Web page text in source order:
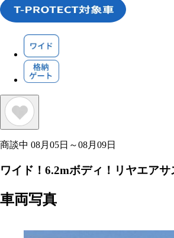
商談中 08月05日～08月09日
ワイド！6.2mボディ！リヤエアサ
車両写真